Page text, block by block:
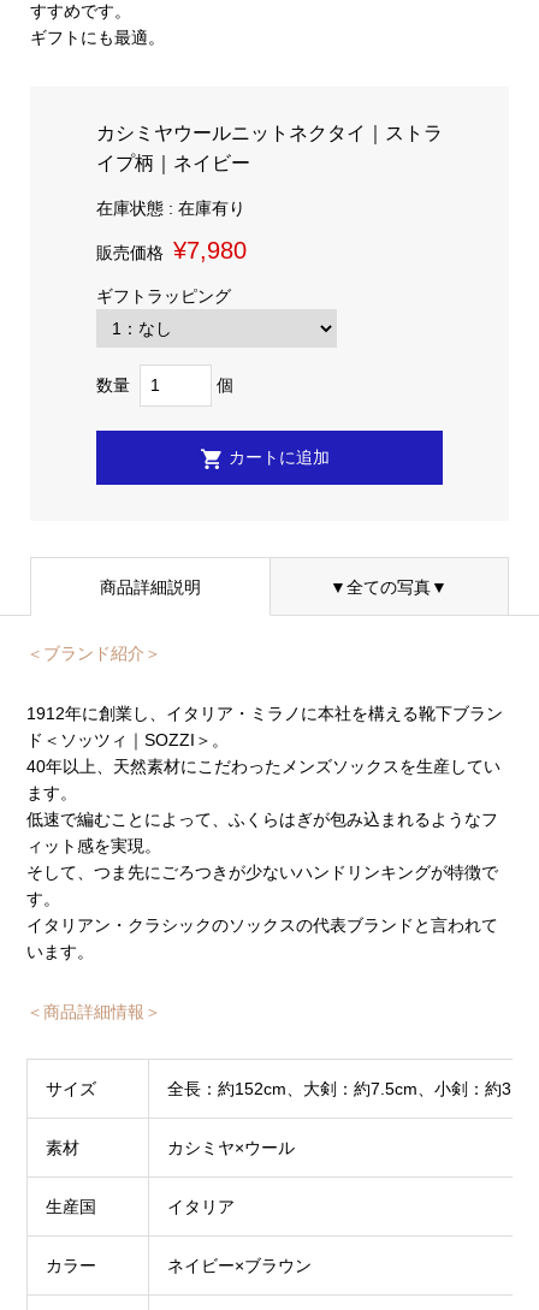
すすめです。
ギフトにも最適。
カシミヤウールニットネクタイ｜ストラ
イプ柄｜ネイビー
在庫状態 : 在庫有り
販売価格 ¥7,980
ギフトラッピング
数量 個
商品詳細説明 ▼全ての写真▼
＜ブランド紹介＞
1912年に創業し、イタリア・ミラノに本社を構える靴下ブラン
ド＜ソッツィ｜SOZZI＞。
40年以上、天然素材にこだわったメンズソックスを生産してい
ます。
低速で編むことによって、ふくらはぎが包み込まれるようなフ
ィット感を実現。
そして、つま先にごろつきが少ないハンドリンキングが特徴で
す。
イタリアン・クラシックのソックスの代表ブランドと言われて
います。
＜商品詳細情報＞
サイズ 全長：約152cm、大剣：約7.5cm、小剣：約
素材 カシミヤ×ウール
生産国 イタリア
カラー ネイビー×ブラウン